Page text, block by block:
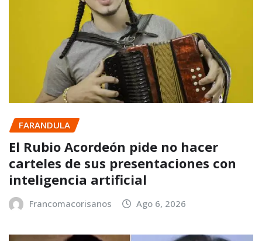
FARANDULA
El Rubio Acordeón pide no hacer
carteles de sus presentaciones con
inteligencia artificial
Francomacorisanos Ago 6, 2026